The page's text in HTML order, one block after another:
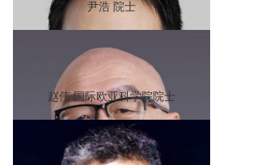
尹浩 院士
中国人民解放军军事科学院
赵伟 国际欧亚科学院院士
中国科学院深圳理工大学
筹备组副组长